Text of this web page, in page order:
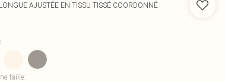
AJUSTÉE EN TISSU TISSÉ COORDONNÉ
taille: